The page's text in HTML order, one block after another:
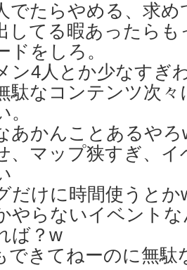
でたらやめる、求め
してる暇あったら
ドをしろ。
ン4人とか少なすぎ
駄なコンテンツ次
。
あかんことあるやろ
、マップ狭すぎ、
だけに時間使うとか
やらないイベント
ば？w
できてねーのに無